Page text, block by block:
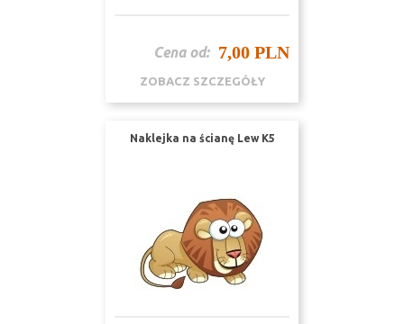
Cena od: 7,00 PLN
ZOBACZ SZCZEGÓŁY
Naklejka na ścianę Lew K5